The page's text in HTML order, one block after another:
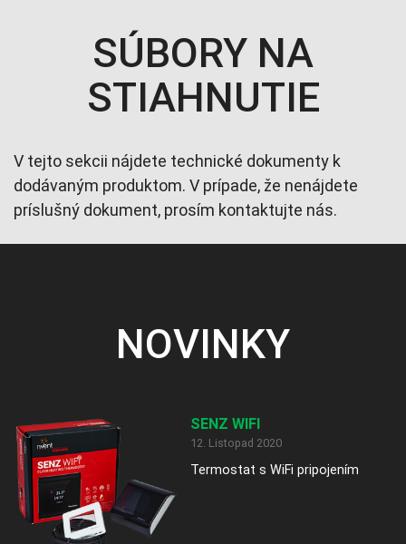
SÚBORY NA
STIAHNUTIE
V tejto sekcii nájdete technické dokumenty k
dodávaným produktom. V prípade, že nenájdete
príslušný dokument, prosím kontaktujte nás.
NOVINKY
SENZ WIFI
12. Listopad 2020
Termostat s WiFi pripojením